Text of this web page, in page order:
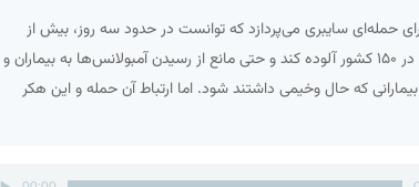
حمله‌ای سایبری می‌پردازد که توانست در حدود سه روز، بیش از
۲۳۰هزار کامپیوتر را در ۱۵۰ کشور آلوده کند و حتی مانع از رسیدن آمبولانس‌ها به بیماران و
که حال وخیمی داشتند شود. اما ارتباط آن حمله و این هکر